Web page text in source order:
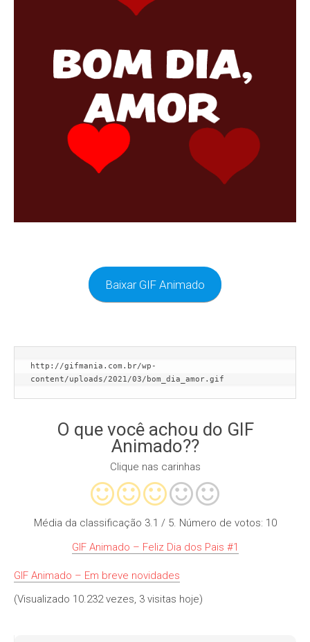
Baixar GIF Animado
http://gifmania.com.br/wp-
content/uploads/2021/03/bom_dia_amor.gif
O que você achou do GIF
Animado??
Clique nas carinhas
Média da classificação 3.1 / 5. Número de votos: 10
GIF Animado – Feliz Dia dos Pais #1
GIF Animado – Em breve novidades
(Visualizado 10.232 vezes, 3 visitas hoje)